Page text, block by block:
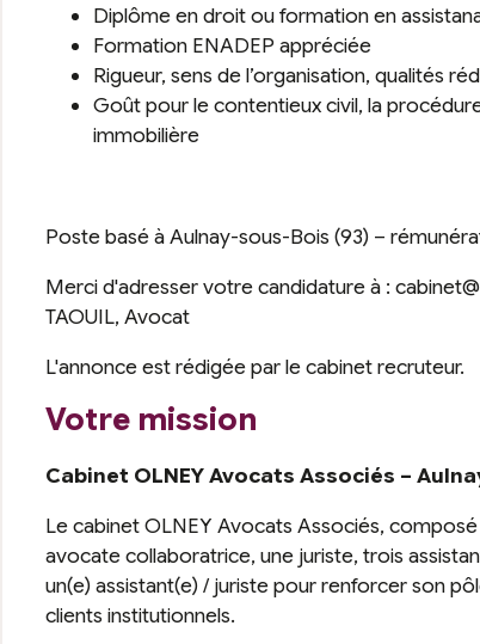
Diplôme en droit ou formation en
Formation ENADEP appréciée
Rigueur, sens de l’organisation, qualités
Goût pour le contentieux civil, la
immobilière
Poste basé à Aulnay-sous-Bois (93) –
Merci d'adresser votre candidature à :
TAOUIL, Avocat
L'annonce est rédigée par le cabinet recruteur.
Votre mission
Cabinet OLNEY Avocats Associés –
Le cabinet OLNEY Avocats Associés,
avocate collaboratrice, une juriste, trois
un(e) assistant(e) / juriste pour renforcer son
clients institutionnels.